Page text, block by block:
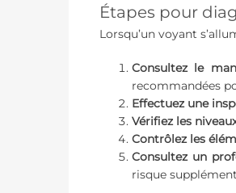
Étapes pour
Lorsqu’un voyant
Consultez le
recommandées
Effectuez une
Vérifiez les
Contrôlez les
Consultez un
risque